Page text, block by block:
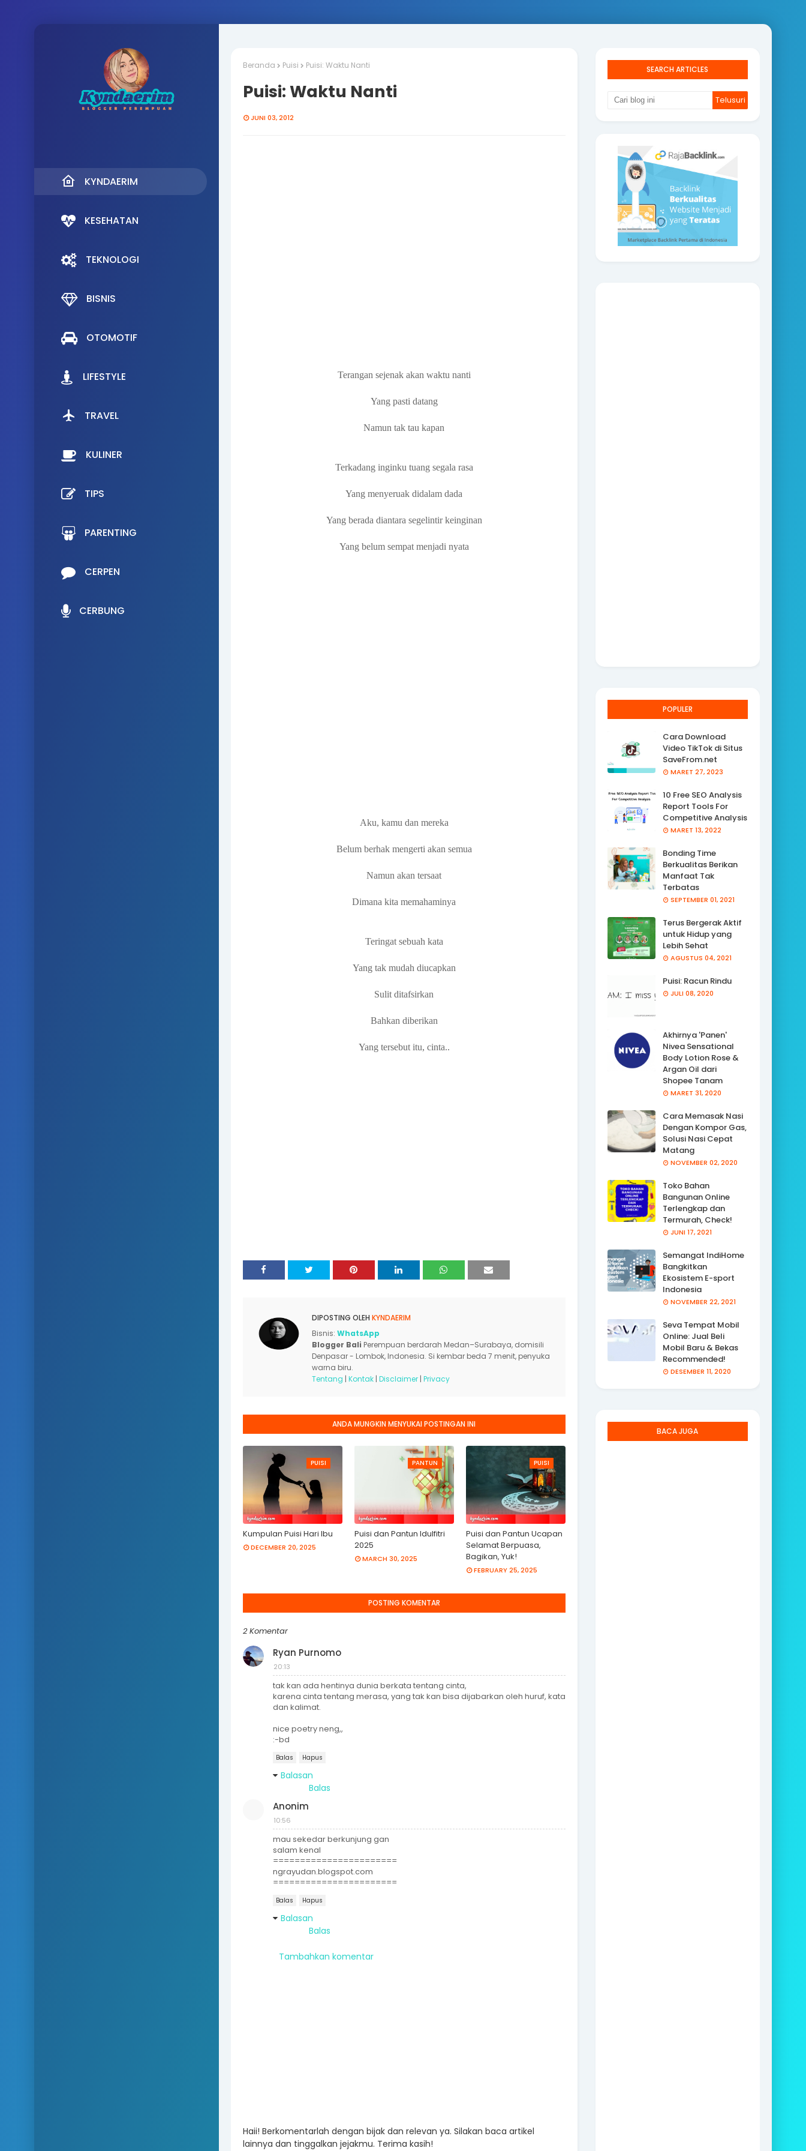
KYNDAERIM
KESEHATAN
TEKNOLOGI
BISNIS
OTOMOTIF
LIFESTYLE
TRAVEL
KULINER
TIPS
PARENTING
CERPEN
CERBUNG
Beranda Puisi Puisi: Waktu Nanti
Puisi: Waktu Nanti
JUNI 03, 2012
Terangan sejenak akan waktu nanti
Yang pasti datang
Namun tak tau kapan
Terkadang inginku tuang segala rasa
Yang menyeruak didalam dada
Yang berada diantara segelintir keinginan
Yang belum sempat menjadi nyata
Aku, kamu dan mereka
Belum berhak mengerti akan semua
Namun akan tersaat
Dimana kita memahaminya
Teringat sebuah kata
Yang tak mudah diucapkan
Sulit ditafsirkan
Bahkan diberikan
Yang tersebut itu, cinta..
DIPOSTING OLEH KYNDAERIM
Bisnis: WhatsApp
Blogger Bali Perempuan berdarah Medan–Surabaya, domisili
Denpasar - Lombok, Indonesia. Si kembar beda 7 menit, penyuka
warna biru.
Tentang | Kontak| Disclaimer| Privacy
ANDA MUNGKIN MENYUKAI POSTINGAN INI
PUISI
Kumpulan Puisi Hari Ibu
DECEMBER 20, 2025
PANTUN
Puisi dan Pantun Idulfitri
2025
MARCH 30, 2025
PUISI
Puisi dan Pantun Ucapan
Selamat Berpuasa,
Bagikan, Yuk!
FEBRUARY 25, 2025
POSTING KOMENTAR
2 Komentar
Ryan Purnomo
20:13
tak kan ada hentinya dunia berkata tentang cinta,
karena cinta tentang merasa, yang tak kan bisa dijabarkan oleh huruf, kata
dan kalimat.
nice poetry neng,,
:-bd
Balas Hapus
Balasan
Balas
Anonim
10:56
mau sekedar berkunjung gan
salam kenal
=======================
ngrayudan.blogspot.com
=======================
Balas Hapus
Balasan
Balas
Tambahkan komentar
Haii! Berkomentarlah dengan bijak dan relevan ya. Silakan baca artikel
lainnya dan tinggalkan jejakmu. Terima kasih!
SEARCH ARTICLES
POPULER
Cara Download
Video TikTok di Situs
SaveFrom.net
MARET 27, 2023
10 Free SEO Analysis
Report Tools For
Competitive Analysis
MARET 13, 2022
Bonding Time
Berkualitas Berikan
Manfaat Tak
Terbatas
SEPTEMBER 01, 2021
Terus Bergerak Aktif
untuk Hidup yang
Lebih Sehat
AGUSTUS 04, 2021
Puisi: Racun Rindu
JULI 08, 2020
Akhirnya 'Panen'
Nivea Sensational
Body Lotion Rose &
Argan Oil dari
Shopee Tanam
MARET 31, 2020
Cara Memasak Nasi
Dengan Kompor Gas,
Solusi Nasi Cepat
Matang
NOVEMBER 02, 2020
Toko Bahan
Bangunan Online
Terlengkap dan
Termurah, Check!
JUNI 17, 2021
Semangat IndiHome
Bangkitkan
Ekosistem E-sport
Indonesia
NOVEMBER 22, 2021
Seva Tempat Mobil
Online: Jual Beli
Mobil Baru & Bekas
Recommended!
DESEMBER 11, 2020
BACA JUGA